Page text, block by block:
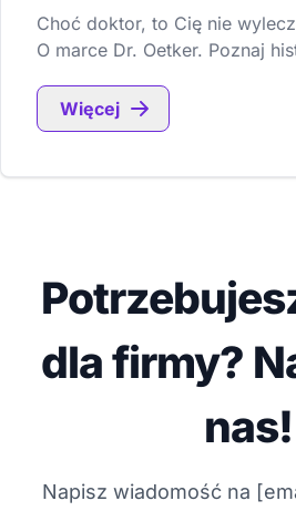
Choć doktor, to Cię nie
O marce Dr. Oetker. Poznaj
Więcej
dla firmy?
nas!
Napisz wiadomość na